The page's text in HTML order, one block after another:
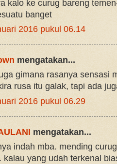
kalo ke curug bareng
banget
2016 pukul 06.14
mengatakan...
gimana rasanya sensasi
rusa itu galak, tapi ada
2016 pukul 06.29
mengatakan...
indah mba. mending
kalau yang udah terkenal